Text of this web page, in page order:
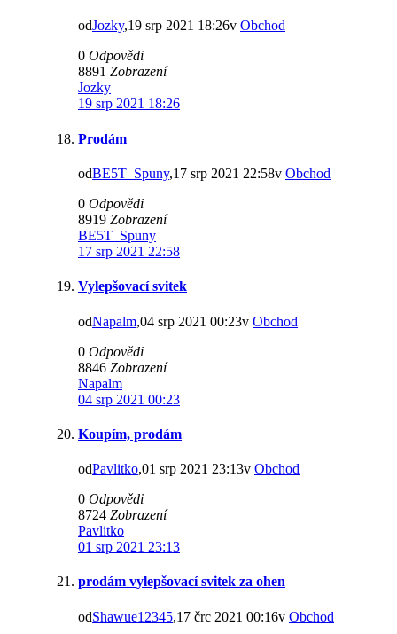
odJozky,19 srp 2021 18:26v Obchod
0 Odpovědi
8891 Zobrazení
Jozky
19 srp 2021 18:26
Prodám
odBE5T_Spuny,17 srp 2021 22:58v Obchod
0 Odpovědi
8919 Zobrazení
BE5T_Spuny
17 srp 2021 22:58
Vylepšovací svitek
odNapalm,04 srp 2021 00:23v Obchod
0 Odpovědi
8846 Zobrazení
Napalm
04 srp 2021 00:23
Koupím, prodám
odPavlitko,01 srp 2021 23:13v Obchod
0 Odpovědi
8724 Zobrazení
Pavlitko
01 srp 2021 23:13
prodám vylepšovací svitek za ohen
odShawue12345,17 črc 2021 00:16v Obchod